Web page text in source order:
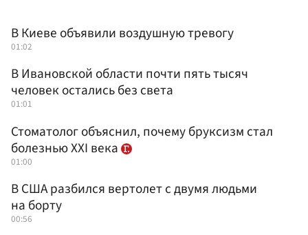
В Киеве объявили воздушную тревогу
01:02
В Ивановской области почти пять тысяч
человек остались без света
01:01
Стоматолог объяснил, почему бруксизм стал
болезнью XXI века
01:00
В США разбился вертолет с двумя людьми
на борту
00:56